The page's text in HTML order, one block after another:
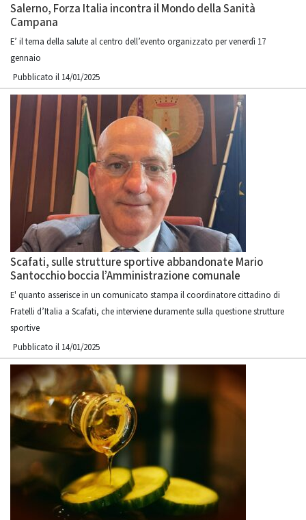
Salerno, Forza Italia incontra il Mondo della Sanità
Campana
E’ il tema della salute al centro dell’evento organizzato per venerdì 17
gennaio
Pubblicato il 14/01/2025
Scafati, sulle strutture sportive abbandonate Mario
Santocchio boccia l’Amministrazione comunale
E' quanto asserisce in un comunicato stampa il coordinatore cittadino di
Fratelli d’Italia a Scafati, che interviene duramente sulla questione strutture
sportive
Pubblicato il 14/01/2025